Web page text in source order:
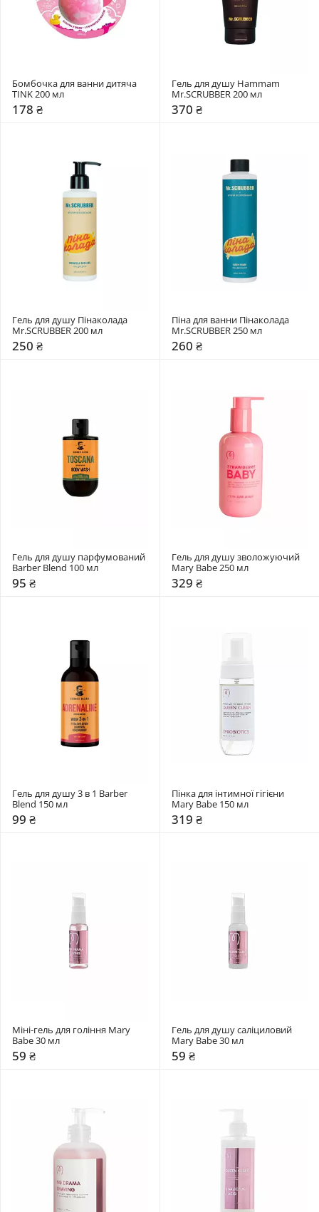
Бомбочка для ванни дитяча
TINK 200 мл
178 ₴
Гель для душу Hammam
Mr.SCRUBBER 200 мл
370 ₴
Гель для душу Пінаколада
Mr.SCRUBBER 200 мл
250 ₴
Піна для ванни Пінаколада
Mr.SCRUBBER 250 мл
260 ₴
Гель для душу парфумований
Barber Blend 100 мл
95 ₴
Гель для душу зволожуючий
Mary Babe 250 мл
329 ₴
Гель для душу 3 в 1 Barber
Blend 150 мл
99 ₴
Пінка для інтимної гігієни
Mary Babe 150 мл
319 ₴
Міні-гель для гоління Mary
Babe 30 мл
59 ₴
Гель для душу саліциловий
Mary Babe 30 мл
59 ₴